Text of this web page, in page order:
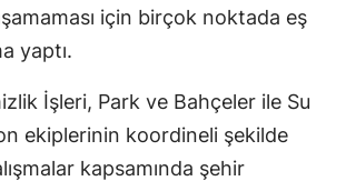
için birçok noktada eş
yaptı.
İşleri, Park ve Bahçeler ile Su
ekiplerinin koordineli şekilde
kapsamında şehir